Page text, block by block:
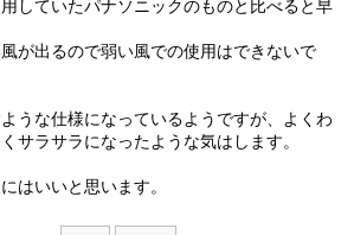
していたパナソニックのものと比べると早
が出るので弱い風での使用はできないで
うな仕様になっているようですが、よくわ
サラサラになったような気はします。
はいいと思います。